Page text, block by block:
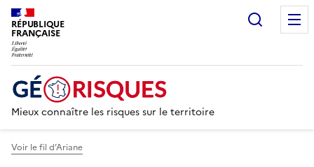
RÉPUBLIQUE
FRANÇAISE
Mieux connaître les risques sur le territoire
Voir le fil d’Ariane